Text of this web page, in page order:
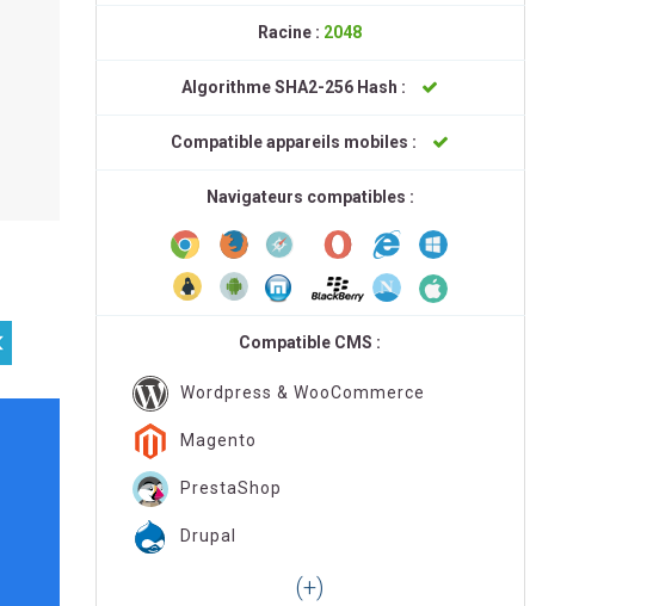
Racine : 2048
Algorithme SHA2-256 Hash :
Compatible appareils mobiles :
Navigateurs compatibles :
Compatible CMS :
Wordpress & WooCommerce
Magento
PrestaShop
Drupal